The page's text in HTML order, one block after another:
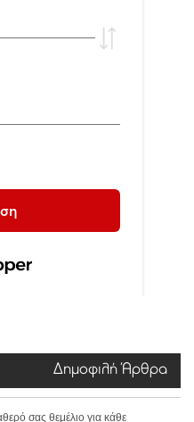
Δημοφιλή Άρθρα
σας θεμέλιο για κάθε